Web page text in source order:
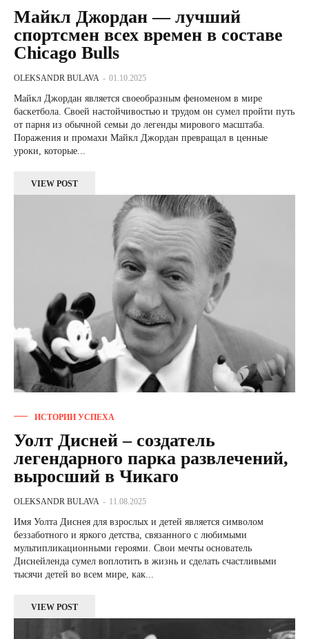
Майкл Джордан — лучший
спортсмен всех времен в составе
Chicago Bulls
OLEKSANDR BULAVA - 01.10.2025
Майкл Джордан является своеобразным феноменом в мире
баскетбола. Своей настойчивостью и трудом он сумел пройти путь
от парня из обычной семьи до легенды мирового масштаба.
Поражения и промахи Майкл Джордан превращал в ценные
уроки, которые...
VIEW POST
ИСТОРИИ УСПЕХА
Уолт Дисней – создатель
легендарного парка развлечений,
выросший в Чикаго
OLEKSANDR BULAVA - 11.08.2025
Имя Уолта Диснея для взрослых и детей является символом
беззаботного и яркого детства, связанного с любимыми
мультипликационными героями. Свои мечты основатель
Диснейленда сумел воплотить в жизнь и сделать счастливыми
тысячи детей во всем мире, как...
VIEW POST